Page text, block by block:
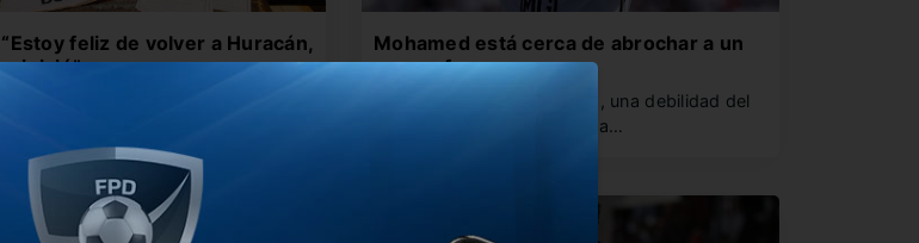
feliz de volver a Huracán,
inicié”
Mohamed está cerca de abrochar a un
gran refuerzo
Hablamos de Lucas Barrios, una debilidad del
Turco. Después de la partida…